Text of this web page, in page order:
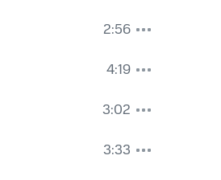
2:56
4:19
3:02
3:33